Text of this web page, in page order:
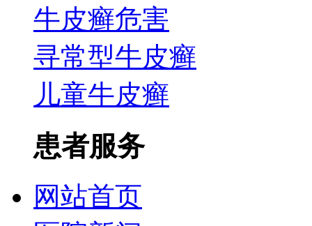
牛皮癣危害
寻常型牛皮癣
儿童牛皮癣
患者服务
网站首页